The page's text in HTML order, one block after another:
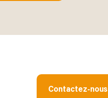
Contactez-nous